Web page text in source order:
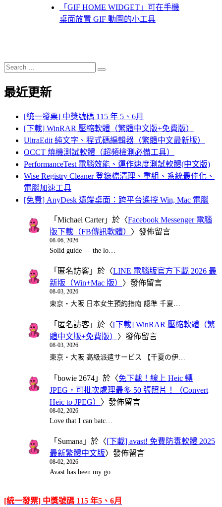
「GIF HOME WIDGET」可在手機
桌面放置 GIF 動圖的小工具
Search
for:
Search
最近更新
[統一發票] 中獎號碼 115 年 5、6月
[下載] WinRAR 壓縮軟體（繁體中文版+免費版）
UltraEdit 純文字、程式碼編輯器（繁體中文最新版）
OCCT 燒機測試軟體（超頻檢測必備工具）
PerformanceTest 電腦效能、運作速度測試軟體(中文版)
Wise Registry Cleaner 登錄檔清理、重組、系統最佳化、
電腦加速工具
[免費] AnyDesk 遠端桌面：跨平台遙控 Win, Mac 電腦
「 Michael Carter」於〈Facebook Messenger 電腦
版下載（FB傳訊軟體） 〉發佈留言
08-06, 2026
Solid guide — the lo…
「 匿名訪客 」於〈LINE 電腦版官方下載 2026 最
新版（Win+Mac 版） 〉發佈留言
08-03, 2026
東京・大阪 日本女生預約指南 認準 千夏…
「 匿名訪客 」於〈[下載] WinRAR 壓縮軟體（繁
體中文版+免費版） 〉發佈留言
08-03, 2026
東京・大阪 高級派遣サービス 【千夏の伊…
「 bowie 2674 」於〈免下載！線上 Heic 轉
JPEG，可批次處理最多 50 張照片！（Convert
Heic to JPEG） 〉發佈留言
08-02, 2026
Love that I can batc…
「 Sumana 」於〈[下載] avast! 免費防毒軟體 2025
最新繁體中文版〉發佈留言
08-02, 2026
Avast has been my go…
[統一發票] 中獎號碼 115 年5、6月